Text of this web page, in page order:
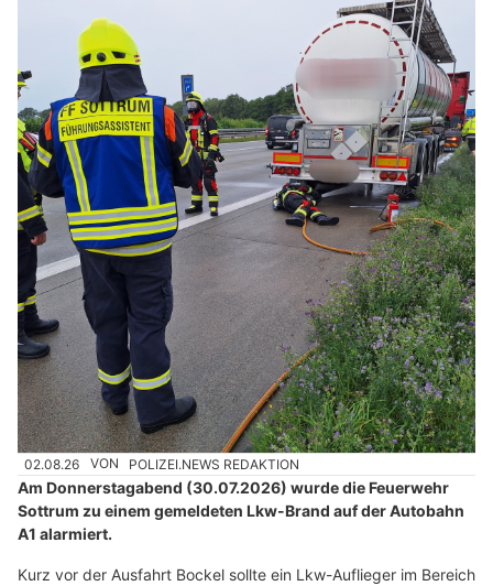
02.08.26 VON POLIZEI.NEWS REDAKTION
Am Donnerstagabend (30.07.2026) wurde die Feuerwehr
Sottrum zu einem gemeldeten Lkw-Brand auf der Autobahn
A1 alarmiert.
Kurz vor der Ausfahrt Bockel sollte ein Lkw-Auflieger im Bereich